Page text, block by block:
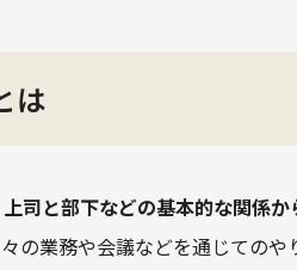
は
司と部下などの基本的な関係
の業務や会議などを通じての